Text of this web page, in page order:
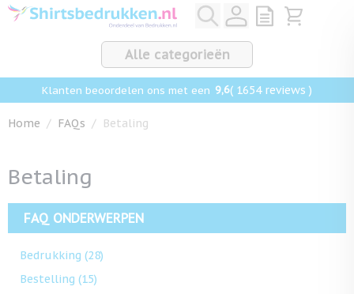
Ga naar de inhoud View quote,
Bekijk
Alle categorieën
Klanten beoordelen ons met een 9,6( 1654 reviews )
Home / FAQs / Betaling
Betaling
FAQ ONDERWERPEN
Bedrukking (28)
Bestelling (15)